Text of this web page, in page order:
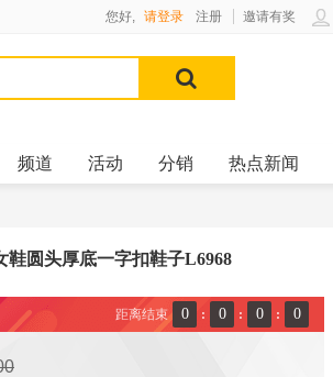
您好, 请登录 注册 邀请有奖
频道 活动 分销 热点新闻
圆头厚底一字扣鞋子L6968
距离结束 0 : 0 : 0 : 0